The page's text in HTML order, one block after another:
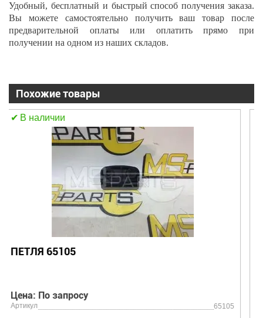
Удобный, бесплатный и быстрый способ получения заказа.
Вы можете самостоятельно получить ваш товар после
предварительной оплаты или оплатить прямо при
получении на одном из наших складов.
Похожие товары
В наличии
ВТУЛКА 40*44*40 (BRM-80 TFP) 64912
Цена: По запросу
Артикул 64912